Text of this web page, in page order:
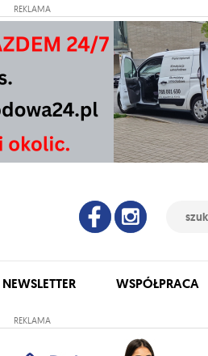
REKLAMA
NEWSLETTER WSPÓŁPRACA
REKLAMA